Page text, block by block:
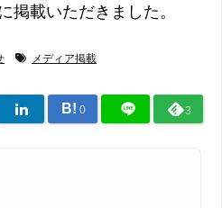
掲載いただきました。
メディア掲載
B! 0 3